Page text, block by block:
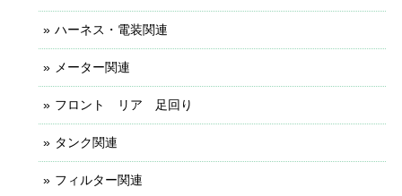
ハーネス・電装関連
メーター関連
フロント リア 足回り
タンク関連
フィルター関連